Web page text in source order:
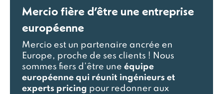
Mercio fière d’être une entreprise
européenne
Mercio est un partenaire ancrée en
Europe, proche de ses clients ! Nous
sommes fiers d’être une équipe
européenne qui réunit ingénieurs et
experts pricing pour redonner aux